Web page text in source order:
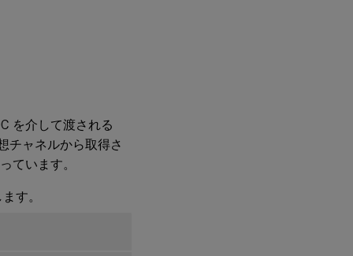
を介して渡される
チャネルから取得さ
ています。
す。